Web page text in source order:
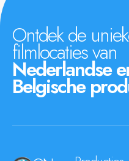
Ontdek de
filmlocaties van
Nederlandse
Belgische